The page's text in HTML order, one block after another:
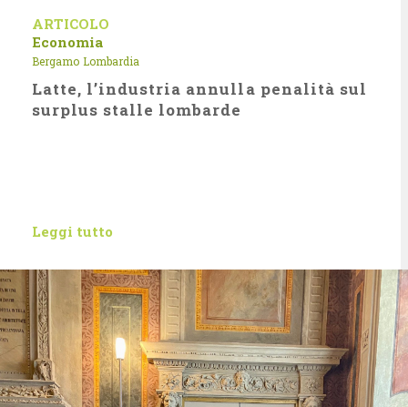
ARTICOLO
Economia
Bergamo Lombardia
Latte, l’industria annulla penalità sul
surplus stalle lombarde
Leggi tutto